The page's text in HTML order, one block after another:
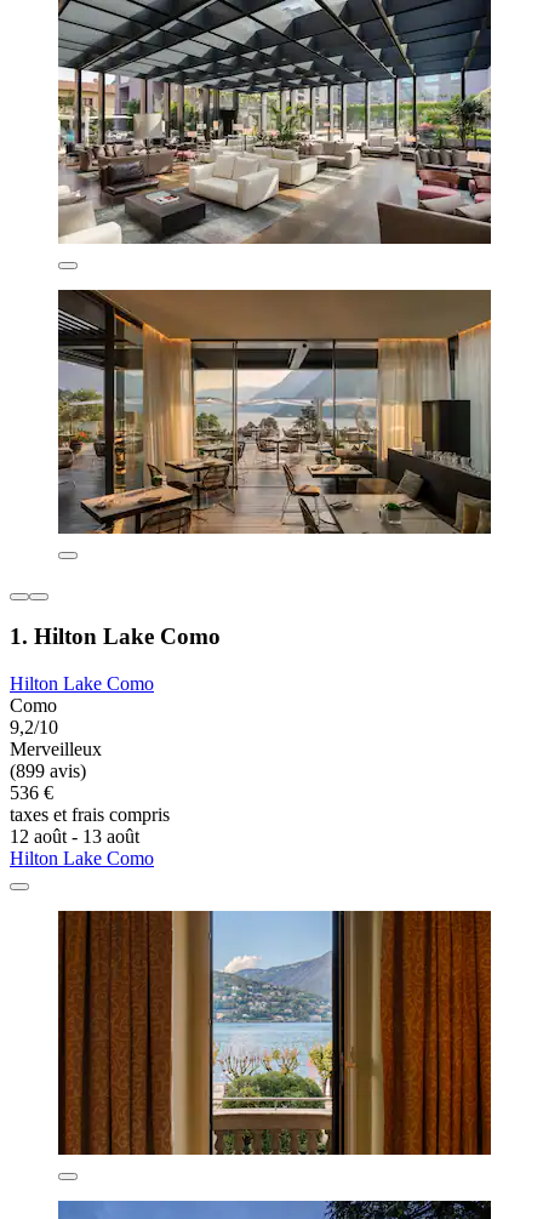
1. Hilton Lake Como
Hilton Lake Como
Como
9,2/10
Merveilleux
(899 avis)
536 €
taxes et frais compris
12 août - 13 août
Hilton Lake Como